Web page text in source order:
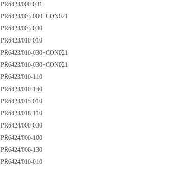
PR6423/000-031
PR6423/003-000+CON021
PR6423/003-030
PR6423/010-010
PR6423/010-030+CON021
PR6423/010-030+CON021
PR6423/010-110
PR6423/010-140
PR6423/015-010
PR6423/018-110
PR6424/000-030
PR6424/000-100
PR6424/006-130
PR6424/010-010